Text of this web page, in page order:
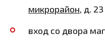
микрорайон, д.
вход со двора